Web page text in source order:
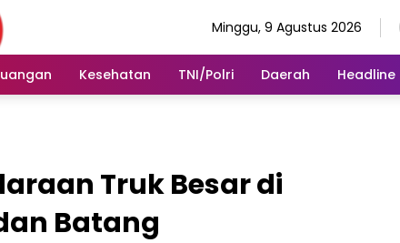
Minggu, 9 Agustus 2026
Kesehatan TNI/Polri Daerah Headline
Truk Besar di
Batang